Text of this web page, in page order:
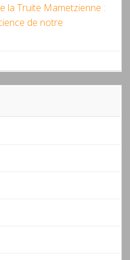
la Truite Mametzienne :
de notre